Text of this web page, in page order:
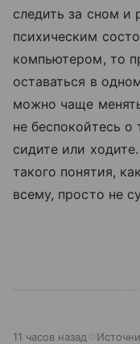
следить за сном и
психическим
компьютером, то
оставаться в
можно чаще
не беспокойтесь
сидите или
такого понятия,
всему, просто не
11 часов назад